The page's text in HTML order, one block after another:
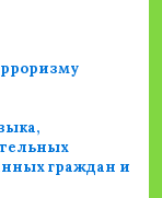
граждан и